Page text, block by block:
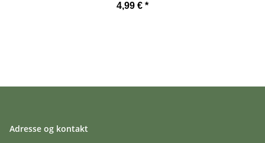
4,99 € *
Adresse og kontakt